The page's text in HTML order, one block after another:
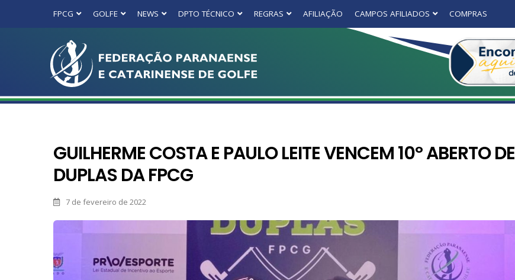
FPCG GOLFE NEWS DPTO TÉCNICO REGRAS AFILIAÇÃO CAMPOS AFILIADOS COMPRAS
GUILHERME COSTA E PAULO LEITE VENCEM 10º ABERTO DE
DUPLAS DA FPCG
7 de fevereiro de 2022